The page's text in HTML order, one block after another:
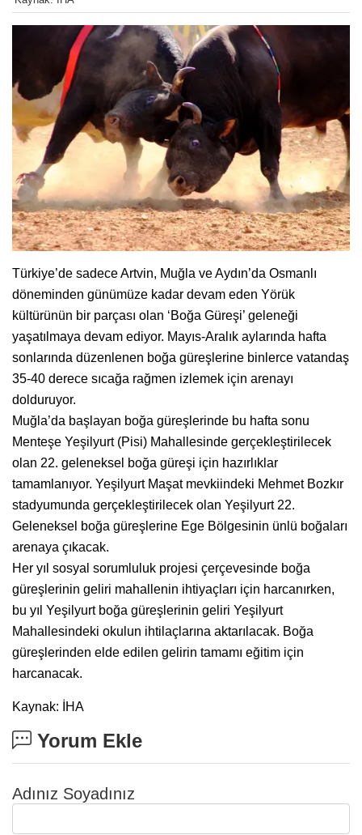
Türkiye’de sadece Artvin, Muğla ve Aydın’da Osmanlı
döneminden günümüze kadar devam eden Yörük
kültürünün bir parçası olan ‘Boğa Güreşi’ geleneği
yaşatılmaya devam ediyor. Mayıs-Aralık aylarında hafta
sonlarında düzenlenen boğa güreşlerine binlerce vatandaş
35-40 derece sıcağa rağmen izlemek için arenayı
dolduruyor.
Muğla’da başlayan boğa güreşlerinde bu hafta sonu
Menteşe Yeşilyurt (Pisi) Mahallesinde gerçekleştirilecek
olan 22. geleneksel boğa güreşi için hazırlıklar
tamamlanıyor. Yeşilyurt Maşat mevkiindeki Mehmet Bozkır
stadyumunda gerçekleştirilecek olan Yeşilyurt 22.
Geleneksel boğa güreşlerine Ege Bölgesinin ünlü boğaları
arenaya çıkacak.
Her yıl sosyal sorumluluk projesi çerçevesinde boğa
güreşlerinin geliri mahallenin ihtiyaçları için harcanırken,
bu yıl Yeşilyurt boğa güreşlerinin geliri Yeşilyurt
Mahallesindeki okulun ihtilaçlarına aktarılacak. Boğa
güreşlerinden elde edilen gelirin tamamı eğitim için
harcanacak.
Kaynak: İHA
Yorum Ekle
Adınız Soyadınız